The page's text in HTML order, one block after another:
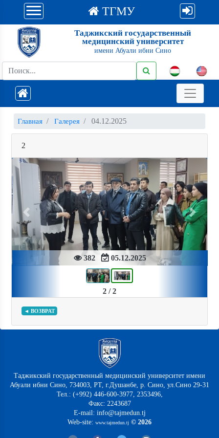
ТГМУ
Таджикский государственный
медицинский университет
имени Абуали ибни Сино
Главная Галерея 04.12.2025
2
382 05.12.2025
Previous Next
2 / 2
◄ ВОЗВРАТ
Таджикский государственный медицинский университет имени
Абуали ибни Сино, 734003, РТ, г.Душанбе, р. Сино, ул.Сино 29-31
Тел.: (+992) 446-600-3977, 2353496,
Факс: 2243687
E-mail: info@tajmedun.tj
Web-site: www.tajmedun.tj © 2026